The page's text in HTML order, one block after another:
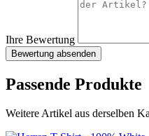
Ihre Bewertung
Bewertung absenden
Passende Produkte
Weitere Artikel aus derselben